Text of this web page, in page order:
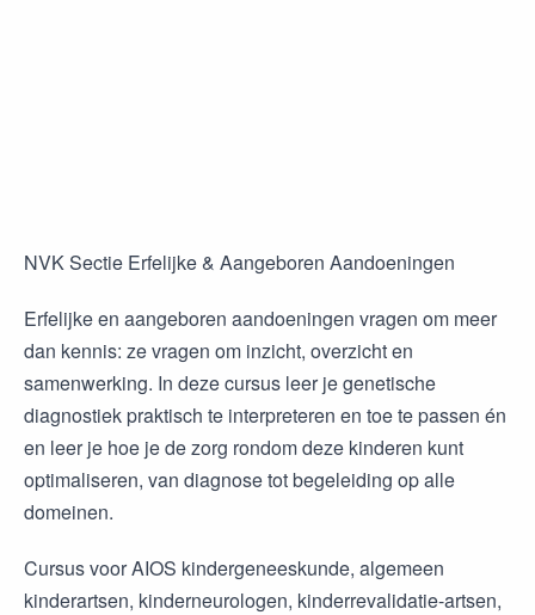
NVK Sectie Erfelijke & Aangeboren Aandoeningen
Erfelijke en aangeboren aandoeningen vragen om meer
dan kennis: ze vragen om inzicht, overzicht en
samenwerking. In deze cursus leer je genetische
diagnostiek praktisch te interpreteren en toe te passen én
en leer je hoe je de zorg rondom deze kinderen kunt
optimaliseren, van diagnose tot begeleiding op alle
domeinen.
Cursus voor AIOS kindergeneeskunde, algemeen
kinderartsen, kinderneurologen, kinderrevalidatie-artsen,